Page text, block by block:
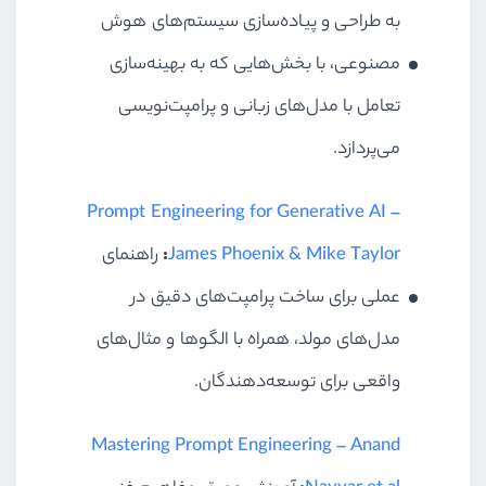
به طراحی و پیاده‌سازی سیستم‌های هوش
مصنوعی، با بخش‌هایی که به بهینه‌سازی
تعامل با مدل‌های زبانی و پرامپت‌نویسی
می‌پردازد.
Prompt Engineering for Generative AI –
James Phoenix & Mike Taylor
: راهنمای
عملی برای ساخت پرامپت‌های دقیق در
مدل‌های مولد، همراه با الگوها و مثال‌های
واقعی برای توسعه‌دهندگان.
Mastering Prompt Engineering – Anand